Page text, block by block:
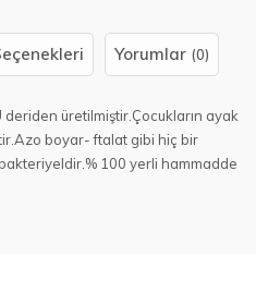
Yorumlar (0)
deriden üretilmiştir.Çocukların ayak
boyar- ftalat gibi hiç bir
100 yerli hammadde